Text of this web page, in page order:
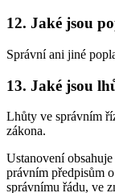
12. Jaké jsou
Správní ani jiné
13. Jaké jsou
Lhůty ve správním
zákona.
Ustanovení
právním předpisům
správnímu řádu, ve